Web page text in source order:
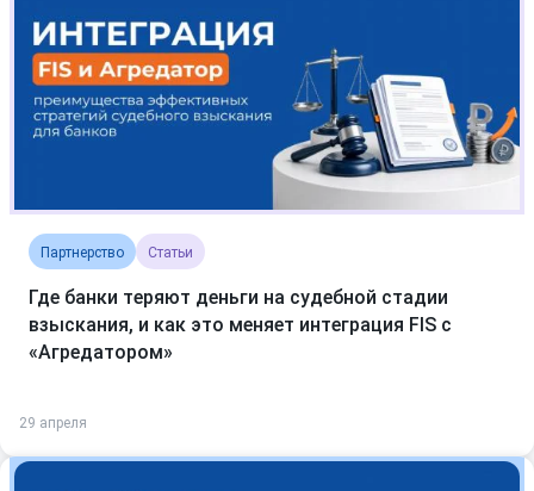
Партнерство Статьи
Где банки теряют деньги на судебной стадии
взыскания, и как это меняет интеграция FIS с
«Агредатором»
29 апреля